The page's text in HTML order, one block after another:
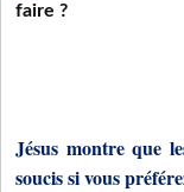
faire ?
Jésus montre que
soucis si vous